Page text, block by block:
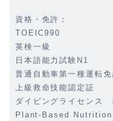
資格・免許：
TOEIC990
英検一級
日本語能力試験N1
普通自動車第一種運転
上級救命技能認定証
ダイビングライセンス
Plant-Based